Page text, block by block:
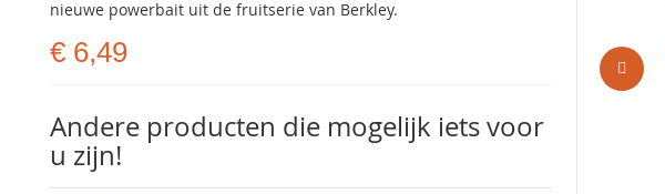
nieuwe powerbait uit de fruitserie van Berkley.
€ 6,49
Andere producten die mogelijk iets voor
u zijn!